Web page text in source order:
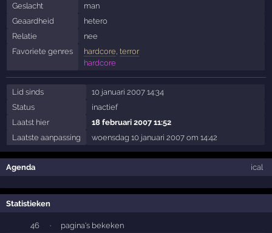
Geslacht
man
Geaardheid
hetero
Relatie
nee
Favoriete genres
hardcore terror
hardcore
Lid sinds
10 januari 2007 14:34
Status
inactief
Laatst hier
18 februari 2007 11:52
Laatste aanpassing
woensdag 10 januari 2007 om 14:42
Agenda ical
Statistieken
46 ·
pagina's bekeken